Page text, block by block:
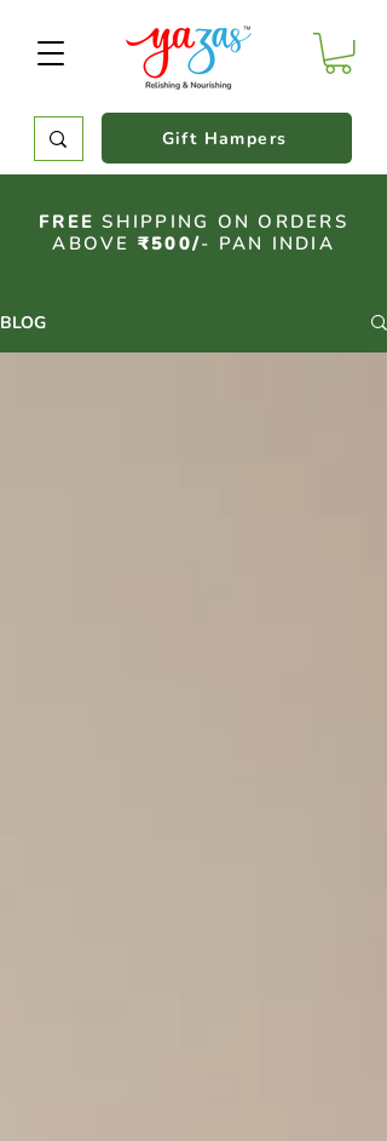
FREE SHIPPING ON ORDERS
ABOVE ₹500/- PAN INDIA
Gift Hampers
BLOG